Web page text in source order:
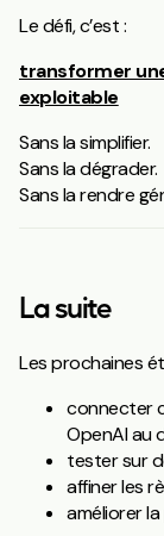
Le défi, c’est :
transformer
exploitable
Sans la simplifier.
Sans la dégrader.
Sans la rendre
La suite
Les prochaines
connecter
OpenAIau
tester sur
affiner les
améliorer